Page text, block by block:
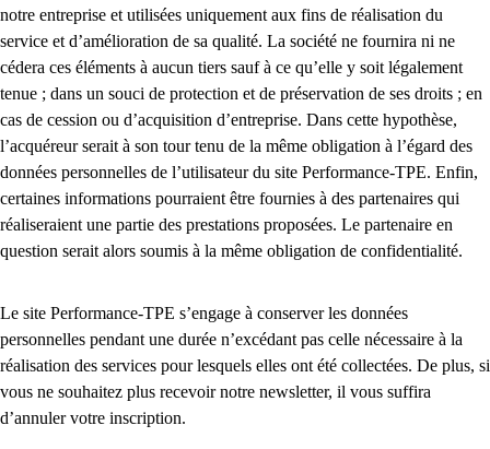
notre entreprise et utilisées uniquement aux fins de réalisation du
service et d’amélioration de sa qualité. La société ne fournira ni ne
cédera ces éléments à aucun tiers sauf à ce qu’elle y soit légalement
tenue ; dans un souci de protection et de préservation de ses droits ; en
cas de cession ou d’acquisition d’entreprise. Dans cette hypothèse,
l’acquéreur serait à son tour tenu de la même obligation à l’égard des
données personnelles de l’utilisateur du site Performance-TPE. Enfin,
certaines informations pourraient être fournies à des partenaires qui
réaliseraient une partie des prestations proposées. Le partenaire en
question serait alors soumis à la même obligation de confidentialité.
Le site Performance-TPE s’engage à conserver les données
personnelles pendant une durée n’excédant pas celle nécessaire à la
réalisation des services pour lesquels elles ont été collectées. De plus, si
vous ne souhaitez plus recevoir notre newsletter, il vous suffira
d’annuler votre inscription.